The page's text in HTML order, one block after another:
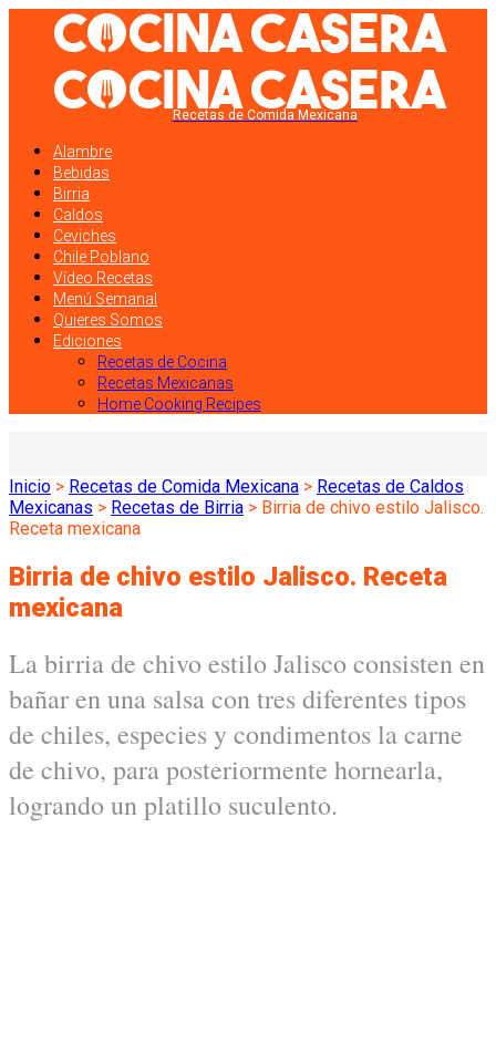
Recetas de Comida Mexicana
Alambre
Bebidas
Birria
Caldos
Ceviches
Chile Poblano
Vídeo Recetas
Menú Semanal
Quieres Somos
Ediciones
Recetas de Cocina
Recetas Mexicanas
Home Cooking Recipes
Inicio > Recetas de Comida Mexicana > Recetas de Caldos
Mexicanas > Recetas de Birria > Birria de chivo estilo Jalisco.
Receta mexicana
Birria de chivo estilo Jalisco. Receta
mexicana
La birria de chivo estilo Jalisco consisten en
bañar en una salsa con tres diferentes tipos
de chiles, especies y condimentos la carne
de chivo, para posteriormente hornearla,
logrando un platillo suculento.